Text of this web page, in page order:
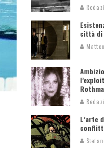
città di
L’arte